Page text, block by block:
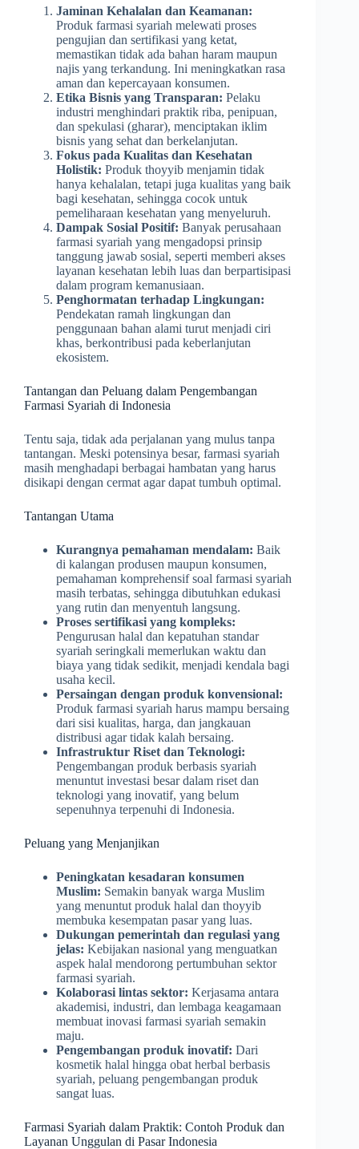
Jaminan Kehalalan dan Keamanan:
Produk farmasi syariah melewati proses
pengujian dan sertifikasi yang ketat,
memastikan tidak ada bahan haram maupun
najis yang terkandung. Ini meningkatkan rasa
aman dan kepercayaan konsumen.
Etika Bisnis yang Transparan: Pelaku
industri menghindari praktik riba, penipuan,
dan spekulasi (gharar), menciptakan iklim
bisnis yang sehat dan berkelanjutan.
Fokus pada Kualitas dan Kesehatan
Holistik: Produk thoyyib menjamin tidak
hanya kehalalan, tetapi juga kualitas yang baik
bagi kesehatan, sehingga cocok untuk
pemeliharaan kesehatan yang menyeluruh.
Dampak Sosial Positif: Banyak perusahaan
farmasi syariah yang mengadopsi prinsip
tanggung jawab sosial, seperti memberi akses
layanan kesehatan lebih luas dan berpartisipasi
dalam program kemanusiaan.
Penghormatan terhadap Lingkungan:
Pendekatan ramah lingkungan dan
penggunaan bahan alami turut menjadi ciri
khas, berkontribusi pada keberlanjutan
ekosistem.
Tantangan dan Peluang dalam Pengembangan
Farmasi Syariah di Indonesia
Tentu saja, tidak ada perjalanan yang mulus tanpa
tantangan. Meski potensinya besar, farmasi syariah
masih menghadapi berbagai hambatan yang harus
disikapi dengan cermat agar dapat tumbuh optimal.
Tantangan Utama
Kurangnya pemahaman mendalam: Baik
di kalangan produsen maupun konsumen,
pemahaman komprehensif soal farmasi syariah
masih terbatas, sehingga dibutuhkan edukasi
yang rutin dan menyentuh langsung.
Proses sertifikasi yang kompleks:
Pengurusan halal dan kepatuhan standar
syariah seringkali memerlukan waktu dan
biaya yang tidak sedikit, menjadi kendala bagi
usaha kecil.
Persaingan dengan produk konvensional:
Produk farmasi syariah harus mampu bersaing
dari sisi kualitas, harga, dan jangkauan
distribusi agar tidak kalah bersaing.
Infrastruktur Riset dan Teknologi:
Pengembangan produk berbasis syariah
menuntut investasi besar dalam riset dan
teknologi yang inovatif, yang belum
sepenuhnya terpenuhi di Indonesia.
Peluang yang Menjanjikan
Peningkatan kesadaran konsumen
Muslim: Semakin banyak warga Muslim
yang menuntut produk halal dan thoyyib
membuka kesempatan pasar yang luas.
Dukungan pemerintah dan regulasi yang
jelas: Kebijakan nasional yang menguatkan
aspek halal mendorong pertumbuhan sektor
farmasi syariah.
Kolaborasi lintas sektor: Kerjasama antara
akademisi, industri, dan lembaga keagamaan
membuat inovasi farmasi syariah semakin
maju.
Pengembangan produk inovatif: Dari
kosmetik halal hingga obat herbal berbasis
syariah, peluang pengembangan produk
sangat luas.
Farmasi Syariah dalam Praktik: Contoh Produk dan
Layanan Unggulan di Pasar Indonesia